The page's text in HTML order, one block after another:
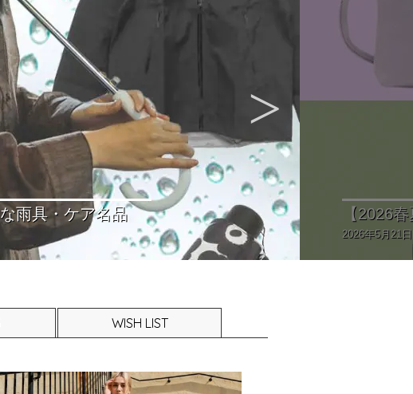
大人の着こなし術
一枚
2026年5月14日
WISH LIST